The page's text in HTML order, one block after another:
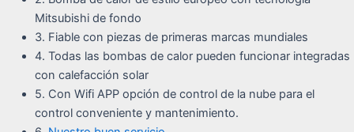
Mitsubishi de fondo
3. Fiable con piezas de primeras marcas mundiales
4. Todas las bombas de calor pueden funcionar integradas
con calefacción solar
5. Con Wifi APP opción de control de la nube para el
control conveniente y mantenimiento.